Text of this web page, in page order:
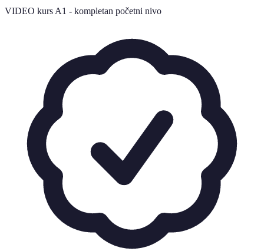
VIDEO kurs A1 - kompletan početni nivo